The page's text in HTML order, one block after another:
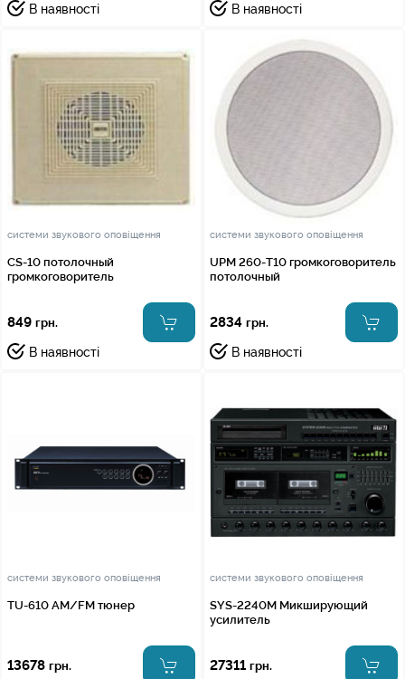
В наявності В наявності
системи звукового оповіщення
CS-10 потолочный
громкоговоритель
849 грн.
В наявності
системи звукового оповіщення
UPM 260-T10 громкоговоритель
потолочный
2834 грн.
В наявності
системи звукового оповіщення
TU-610 AM/FM тюнер
13678 грн.
системи звукового оповіщення
SYS-2240M Микширующий
усилитель
27311 грн.